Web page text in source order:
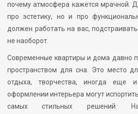
почему атмосфера кажется мрачной.
про эстетику, но и про
должен работать на вас,
не наоборот.
Современные квартиры и дома давно
пространством для сна. Это место
отдыха, творчества, иногда еще
оформлении интерьера могут
самых стильных решений.